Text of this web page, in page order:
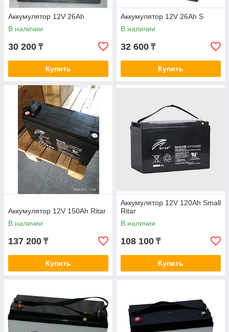
Аккумулятор 12V 26Ah
В наличии
30 200 ₸
Купить
Аккумулятор 12V 26Ah S
В наличии
32 600 ₸
Купить
Аккумулятор 12V 150Ah Ritar
В наличии
137 200 ₸
Купить
Аккумулятор 12V 120Ah Small
Ritar
В наличии
108 100 ₸
Купить